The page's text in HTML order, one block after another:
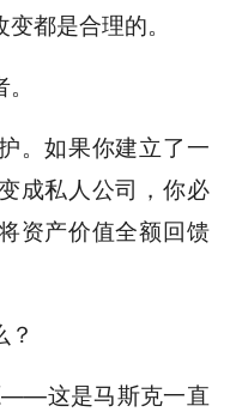
都是合理的。
。如果你建立了一
成私人公司，你必
资产价值全额回馈
——这是马斯克一直